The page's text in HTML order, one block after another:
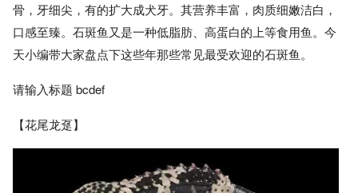
骨，牙细尖，有的扩大成犬牙。其营养丰富，肉质细嫩洁白，
口感至臻。石斑鱼又是一种低脂肪、高蛋白的上等食用鱼。今
天小编带大家盘点下这些年那些常见最受欢迎的石斑鱼。
请输入标题 bcdef
【花尾龙趸】